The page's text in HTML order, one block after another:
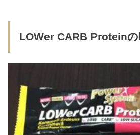
LOWer CARB Proteinの